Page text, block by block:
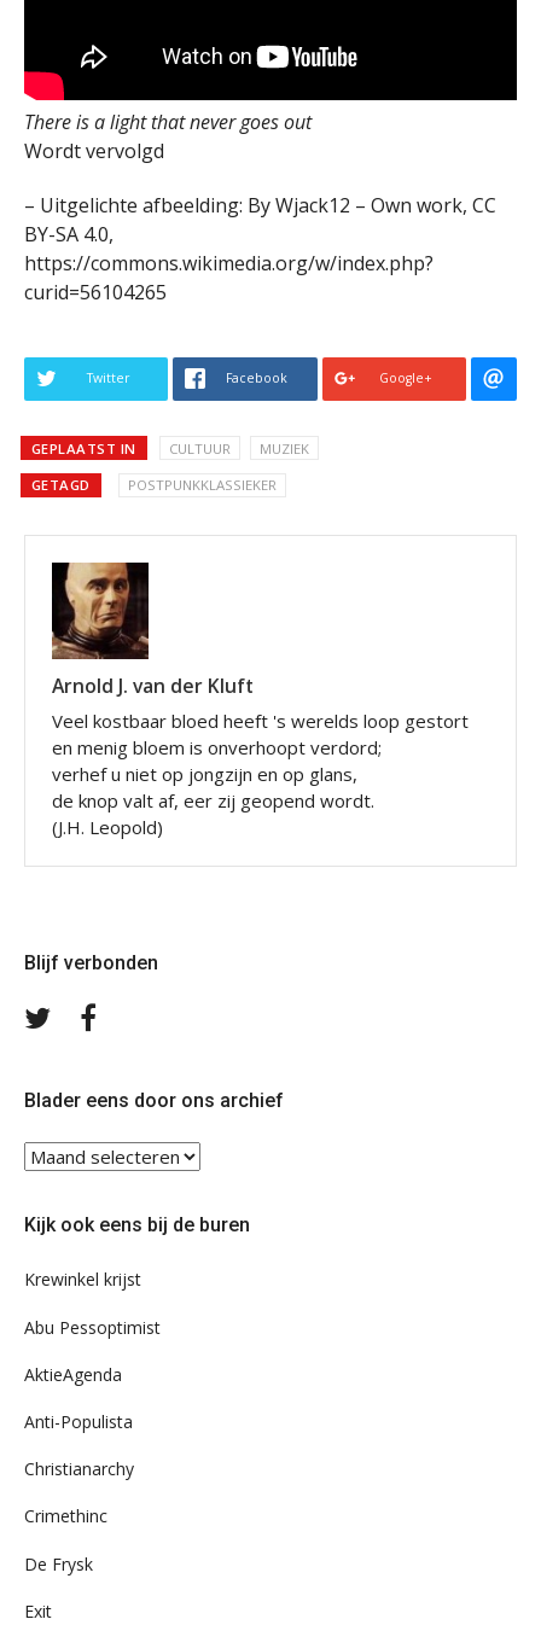
There is a light that never goes out
Wordt vervolgd
– Uitgelichte afbeelding: By Wjack12 – Own work, CC
BY-SA 4.0,
https://commons.wikimedia.org/w/index.php?
curid=56104265
Twitter Facebook Google+
GEPLAATST IN CULTUUR MUZIEK
GETAGD POSTPUNKKLASSIEKER
Arnold J. van der Kluft
Veel kostbaar bloed heeft 's werelds loop gestort
en menig bloem is onverhoopt verdord;
verhef u niet op jongzijn en op glans,
de knop valt af, eer zij geopend wordt.
(J.H. Leopold)
Blijf verbonden
Volg
Blader eens door ons archief
Blader
ons
Kijk ook eens bij de buren
Krewinkel krijst
Abu Pessoptimist
AktieAgenda
Anti-Populista
Christianarchy
Crimethinc
De Frysk
Exit